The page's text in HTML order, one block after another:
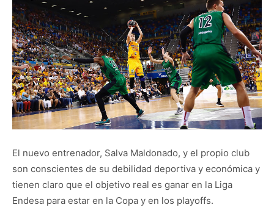
El nuevo entrenador, Salva Maldonado, y el propio club
son conscientes de su debilidad deportiva y económica y
tienen claro que el objetivo real es ganar en la Liga
Endesa para estar en la Copa y en los playoffs.